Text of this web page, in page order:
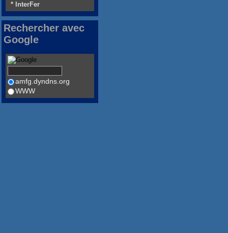
* InterFer
Rechercher avec
Google
amfg.dyndns.org
WWW